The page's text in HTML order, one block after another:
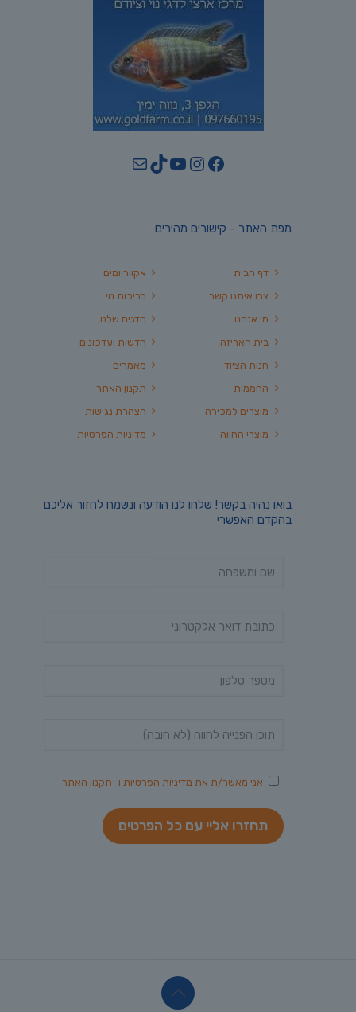
Facebook
Instagram
YouTube
TikTok
Mail
מפת האתר - קישורים מהירים
אקווריומים
בריכות נוי
הדגים שלנו
חדשות ועדכונים
מאמרים
תקנון האתר
הצהרת נגישות
מדיניות הפרטיות
דף הבית
צרו איתנו קשר
מי אנחנו
בית האריזה
חנות הציוד
החממות
מוצרים למכירה
מוצרי החווה
בואו נהיה בקשר! שלחו לנו הודעה ונשמח לחזור אליכם
בהקדם האפשרי
אני מאשר/ת את מדיניות הפרטיות ו־ תקנון האתר